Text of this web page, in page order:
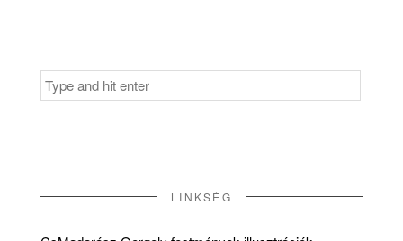
Search
for:
LINKSÉG